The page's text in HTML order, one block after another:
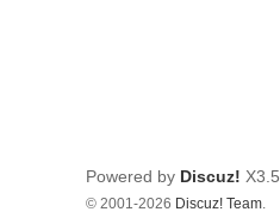
Powered by Discuz! X3.5
© 2001-2026 Discuz! Team